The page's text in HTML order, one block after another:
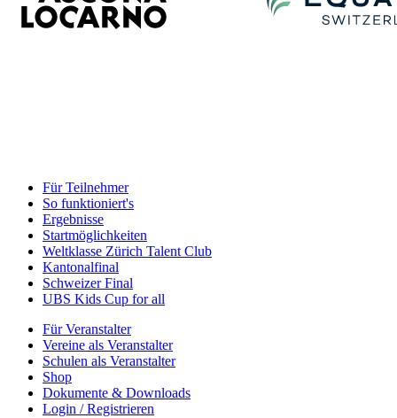
Für Teilnehmer
So funktioniert's
Ergebnisse
Startmöglichkeiten
Weltklasse Zürich Talent Club
Kantonalfinal
Schweizer Final
UBS Kids Cup for all
Für Veranstalter
Vereine als Veranstalter
Schulen als Veranstalter
Shop
Dokumente & Downloads
Login / Registrieren